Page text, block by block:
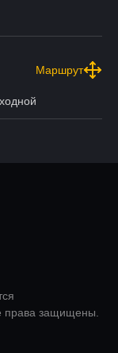
Маршрут
права защищены.